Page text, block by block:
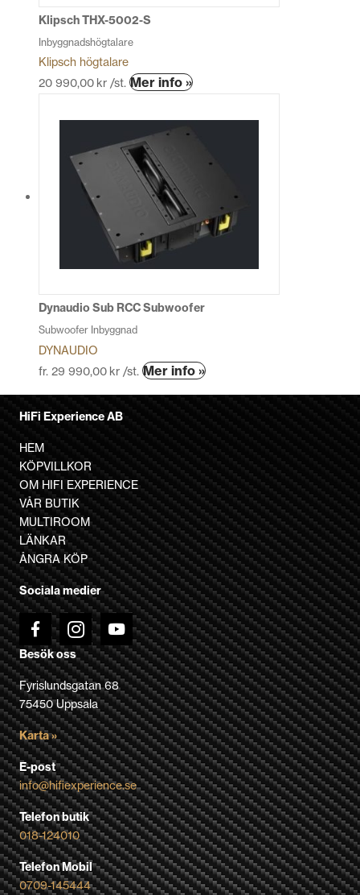
Klipsch THX-5002-S
Inbyggnadshögtalare
Klipsch högtalare
20 990,00 kr /st. Mer info »Den
produkten
olika
alternativen
produktsidan
Dynaudio Sub RCC Subwoofer
Subwoofer Inbyggnad
DYNAUDIO
fr. 29 990,00 kr /st. Mer info »Den
varianter.
De
olika
alternativen
kan
väljas
på
produktsidan
HiFi Experience AB
HEM
KÖPVILLKOR
OM HIFI EXPERIENCE
VÅR BUTIK
MULTIROOM
LÄNKAR
ÅNGRA KÖP
Sociala medier
Besök oss
Fyrislundsgatan 68
75450 Uppsala
Karta »
E-post
info@hifiexperience.se
Telefon butik
018-124010
Telefon Mobil
0709-145444